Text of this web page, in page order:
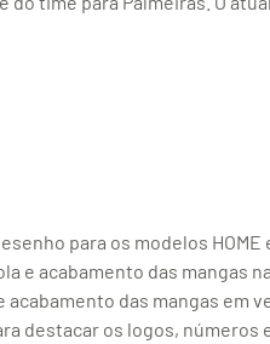
para os modelos HOME
e acabamento das mangas
das mangas em
destacar os logos, números